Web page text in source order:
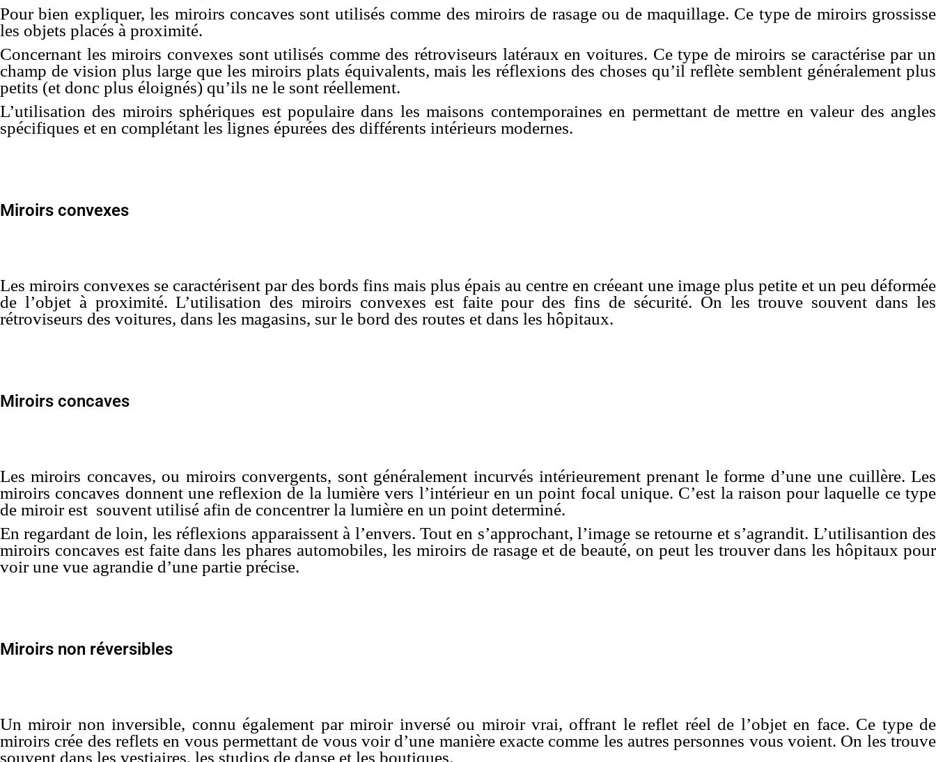
Pour bien expliquer, les miroirs concaves sont utilisés comme des miroirs de rasage ou de maquillage. Ce type de miroirs grossisse
les objets placés à proximité.
Concernant les miroirs convexes sont utilisés comme des rétroviseurs latéraux en voitures. Ce type de miroirs se caractérise par un
champ de vision plus large que les miroirs plats équivalents, mais les réflexions des choses qu’il reflète semblent généralement plus
petits (et donc plus éloignés) qu’ils ne le sont réellement.
L’utilisation des miroirs sphériques est populaire dans les maisons contemporaines en permettant de mettre en valeur des angles
spécifiques et en complétant les lignes épurées des différents intérieurs modernes.
Miroirs convexes
Les miroirs convexes se caractérisent par des bords fins mais plus épais au centre en créeant une image plus petite et un peu déformée
de l’objet à proximité. L’utilisation des miroirs convexes est faite pour des fins de sécurité. On les trouve souvent dans les
rétroviseurs des voitures, dans les magasins, sur le bord des routes et dans les hôpitaux.
Miroirs concaves
Les miroirs concaves, ou miroirs convergents, sont généralement incurvés intérieurement prenant le forme d’une une cuillère. Les
miroirs concaves donnent une reflexion de la lumière vers l’intérieur en un point focal unique. C’est la raison pour laquelle ce type
de miroir est souvent utilisé afin de concentrer la lumière en un point determiné.
En regardant de loin, les réflexions apparaissent à l’envers. Tout en s’approchant, l’image se retourne et s’agrandit. L’utilisantion des
miroirs concaves est faite dans les phares automobiles, les miroirs de rasage et de beauté, on peut les trouver dans les hôpitaux pour
voir une vue agrandie d’une partie précise.
Miroirs non réversibles
Un miroir non inversible, connu également par miroir inversé ou miroir vrai, offrant le reflet réel de l’objet en face. Ce type de
miroirs crée des reflets en vous permettant de vous voir d’une manière exacte comme les autres personnes vous voient. On les trouve
souvent dans les vestiaires, les studios de danse et les boutiques.